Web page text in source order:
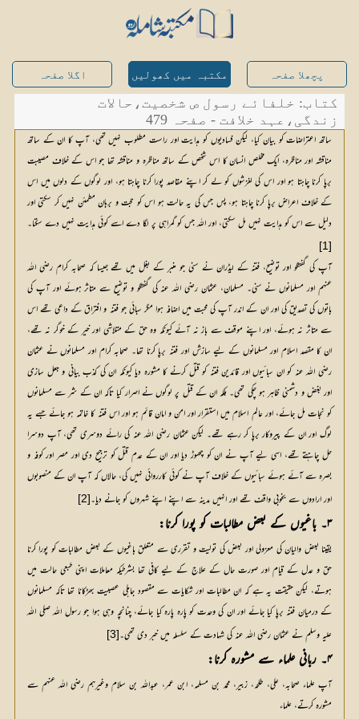
پچھلا صفحہ مکتبہ میں کھولیں اگلا صفحہ
کتاب: خلفائے رسول ص شخصیت،حالات
زندگی،عہد خلافت - صفحہ 479
ساتھ اعتراضات کو بیان کیا، لیکن فسادیوں کو ہدایت اور راست مطلوب نہیں تھی، آپ کا ان کے ساتھ
مناقشہ اور مناظرہ، ایک مخلص انسان کا اس شخص کے ساتھ مناظرہ و مناقشہ تھا جو اس کے خلاف مصیبت
برپا کرنا چاہتا ہو اور اس کی لغزشوں کو لے کر اپنے مقاصد پورا کرنا چاہتا ہو، اور لوگوں کے دلوں میں اس
کے خلاف اعراض برپا کرنا چاہتا ہو، پس جس کی یہ حالت ہو اس کو حجت و برہان مطمئن نہیں کر سکتی اور
دلیل سے اس کو ہدایت نہیں مل سکتی، اور اللہ جس کو گمراہی پر لگا دے اسے کوئی ہدایت نہیں دے سکتا۔
[1]
آپ کی گفتگو اور توضیح، فتنہ کے لیڈران نے سنی جو منبر کے بغل میں تھے جیسا کہ صحابہ کرام رضی اللہ
عنہم اور مسلمانوں نے سنی۔ مسلمان، عثمان رضی اللہ عنہ کی گفتگو و توضیح سے متاثر ہوئے اور آپ کی
باتوں کی تصدیق کی اور ان کے اندر آپ کی محبت میں اضافہ ہوا مگر سبائی جو فتنہ و افتراق کے داعی تھے اس
سے متاثر نہ ہوئے، اور اپنے موقف سے باز نہ آئے کیونکہ وہ حق کے متلاشی اور خیر کے خوگر نہ تھے،
ان کا مقصد اسلام اور مسلمانوں کے لیے سازش اور فتنہ برپا کرنا تھا۔ صحابہ کرام اور مسلمانوں نے عثمان
رضی اللہ عنہ کو ان سبائیوں اور قائدین فتنہ کو قتل کرنے کا مشورہ دیا کیونکہ ان کی کذب بیانی و جعل سازی
اور بغض و دشمنی ظاہر ہو چکی تھی۔ بلکہ ان کے قتل پر لوگوں نے اصرار کیا تاکہ ان کے شر سے مسلمانوں
کو نجات مل جائے، اور عالم اسلام میں استقرار اور امن و امان قائم ہو اور اس فتنہ کا خاتمہ ہو جائے جسے یہ
لوگ اور ان کے پیروکار برپا کر رہے تھے۔ لیکن عثمان رضی اللہ عنہ کی رائے دوسری تھی، آپ دوسرا
حل چاہتے تھے، اسی لیے آپ نے ان کو چھوڑ دیا اور ان کے عدم قتل کو ترجیح دی اور مصر اور کوفہ و
بصرہ سے آئے ہوئے سبائیوں کے خلاف آپ نے کوئی کارروائی نہیں کی، حالاں کہ آپ ان کے منصوبوں
اور ارادوں سے بخوبی واقف تھے اور انہیں مدینہ سے اپنے اپنے شہروں کو جانے دیا۔[2]
۳۔ باغیوں کے بعض مطالبات کو پورا کرنا:
یقینا بعض والیان کی معزولی اور بعض کی تولیت و تقرری سے متعلق باغیوں کے بعض مطالبات کو پورا کرنا
حق و عدل کے قیام اور صورت حال کے علاج کے لیے کافی تھا بشرطیکہ معاملات اپنی طبعی حالت میں
ہوتے، لیکن حقیقت یہ ہے کہ ان مطالبات اور شکایات سے مقصود جاہلی عصبیت بھڑکانا تھا تاکہ مسلمانوں
کے درمیان فتنہ برپا کیا جائے اور ان کی وحدت کو پارہ پارہ کیا جائے، چنانچہ وہی ہوا جو رسول اللہ صلی اللہ
علیہ وسلم نے عثمان رضی اللہ عنہ کی شہادت کے سلسلہ میں خبر دی تھی۔[3]
۴۔ ربانی علماء سے مشورہ کرنا:
آپ علماء صحابہ، علی، طلحہ، زبیر، محمد بن مسلمہ، ابن عمر، عبداللہ بن سلام وغیرہم رضی اللہ عنہم سے
مشورہ کرتے، علماء